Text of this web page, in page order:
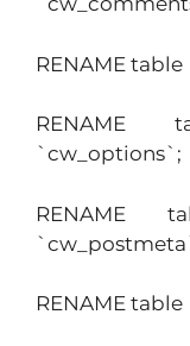
RENAME
RENAME
`cw_options`;
RENAME
RENAME